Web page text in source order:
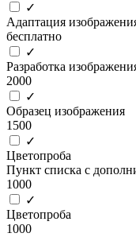
✓
Адаптация
бесплатно
✓
Разработка
2000
✓
Образец изображения
1500
✓
Цветопроба
Пункт списка с
1000
✓
Цветопроба
1000